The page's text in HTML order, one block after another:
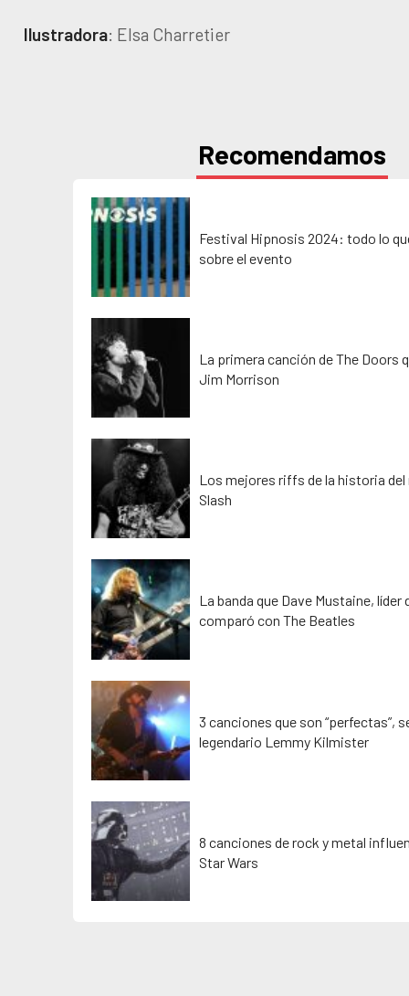
Ilustradora: Elsa Charretier
Recomendamos
Festival Hipnosis 2024: todo lo
sobre el evento
La primera canción de The Doors
Jim Morrison
Los mejores riffs de la historia del
Slash
La banda que Dave Mustaine, líder
comparó con The Beatles
3 canciones que son “perfectas”,
legendario Lemmy Kilmister
8 canciones de rock y metal
Star Wars